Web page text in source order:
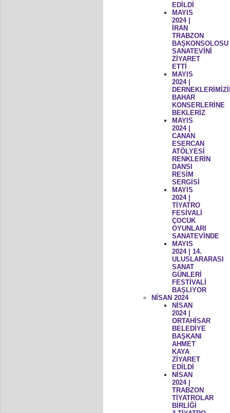
EDİLDİ
MAYIS
2024 |
İRAN
TRABZON
BAŞKONSOLOSU
SANATEVİNİ
ZİYARET
ETTİ
MAYIS
2024 |
BAHAR
KONSERLERİNE
BEKLERİZ
MAYIS
2024 |
CANAN
ESERCAN
ATÖLYESİ
RENKLERİN
DANSI
RESİM
SERGİSİ
MAYIS
2024 |
TİYATRO
FESİVALİ
ÇOCUK
OYUNLARI
SANATEVİNDE
MAYIS
2024 | 14.
ULUSLARARASI
SANAT
GÜNLERİ
FESTİVALİ
BAŞLIYOR
NİSAN 2024
NİSAN
2024 |
ORTAHİSAR
BELEDİYE
BAŞKANI
AHMET
KAYA
ZİYARET
EDİLDİ
NİSAN
2024 |
TRABZON
TİYATROLAR
BİRLİĞİ